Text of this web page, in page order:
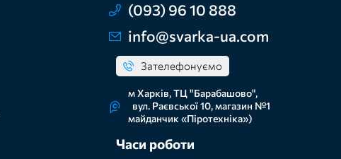
(093) 96 10 888
info@svarka-ua.com
Зателефонуємо
м Харків, ТЦ "Барабашово",
вул. Раєвської 10, магазин №1
майданчик «Піротехніка»)
Часи роботи